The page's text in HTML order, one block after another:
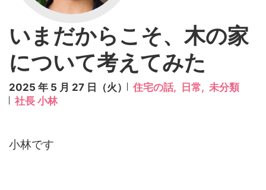
いまだからこそ、木の家
について考えてみた
2025 年 5 月 27 日（火） 住宅の話, 日常, 未分類
社長 小林
小林です